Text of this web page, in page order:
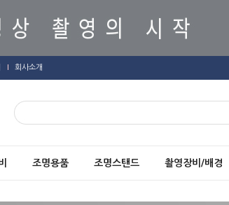
회사소개
조명용품 조명스탠드 촬영장비/배경